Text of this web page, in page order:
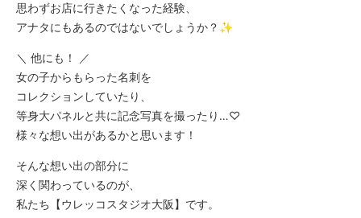
思わずお店に行きたくなった経験、
アナタにもあるのではないでしょうか？✨
＼ 他にも！ ／
女の子からもらった名刺を
コレクションしていたり、
等身大パネルと共に記念写真を撮ったり…♡
様々な想い出があるかと思います！
そんな想い出の部分に
深く関わっているのが、
私たち【ウレッコスタジオ大阪】です。